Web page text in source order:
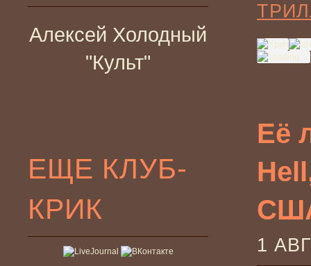
Алексей Холодный
"Культ"
ЕЩЕ КЛУБ-
КРИК
Её
1